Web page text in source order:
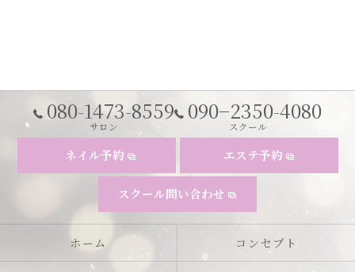
080-1473-8559
サロン
090−2350-4080
スクール
ネイル予約
スクール問い合わせ
エステ予約
ホーム コンセプト